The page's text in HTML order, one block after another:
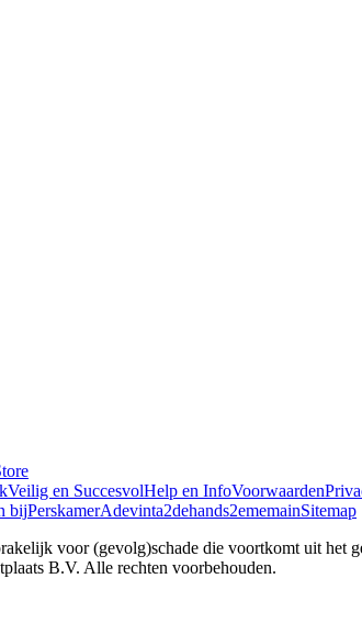
Veilig en SuccesvolHelp en InfoVoorwaarden
bijPerskamerAdevinta2dehands2ememainSitemap
voor (gevolg)schade die voortkomt uit het
B.V. Alle rechten voorbehouden.